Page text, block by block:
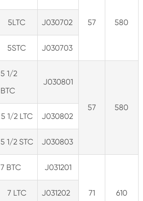
57 580
5LTC J030702
5STC J030703
5 1/2
BTC
J030801
57
580
5 1/2 LTC
J030802
5 1/2 STC J030803
7 BTC J031201
71 610
7 LTC J031202